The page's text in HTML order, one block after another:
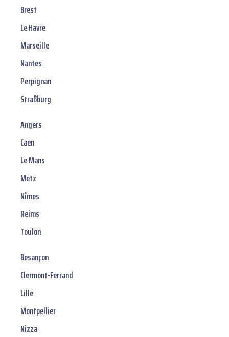
Brest
Le Havre
Marseille
Nantes
Perpignan
Straßburg
Angers
Caen
Le Mans
Metz
Nîmes
Reims
Toulon
Besançon
Clermont-Ferrand
Lille
Montpellier
Nizza